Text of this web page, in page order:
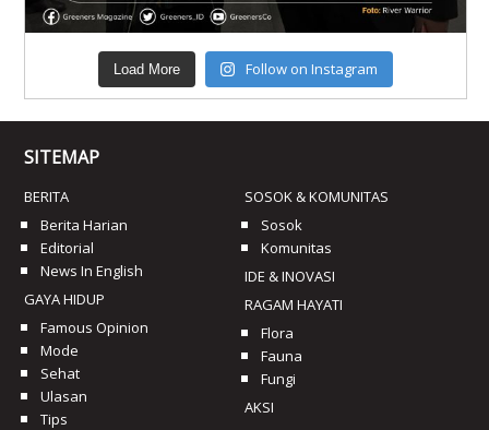
Load More Follow on Instagram
SITEMAP
BERITA
Berita Harian
Editorial
News In English
GAYA HIDUP
Famous Opinion
Mode
Sehat
Ulasan
Tips
SOSOK & KOMUNITAS
Sosok
Komunitas
IDE & INOVASI
RAGAM HAYATI
Flora
Fauna
Fungi
AKSI